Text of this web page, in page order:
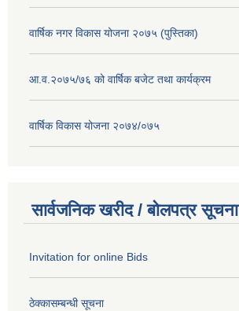
वार्षिक नगर विकास योजना २०७५ (पुस्तिका)
आ.व.२०७५/७६ को वार्षिक बजेट तथा कार्यक्रम
वार्षिक विकास योजना २०७४/०७५
सार्वजनिक खरीद / बोलपत्र सूचना
Invitation for online Bids
ठेक्कासम्बन्धी सूचना